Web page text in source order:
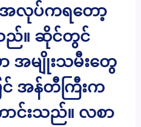
အလုပ်ကရတော့
။ ဆိုင်တွင်
အမျိုးသမီးတွေ
င် အန်တီကြီးက
င်းသည်။ လစာ